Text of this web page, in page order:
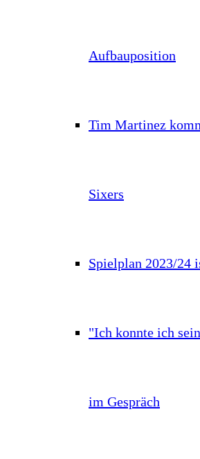
Aufbauposition
Tim Martinez
Sixers
Spielplan 2023/24
"Ich konnte ich
im Gespräch